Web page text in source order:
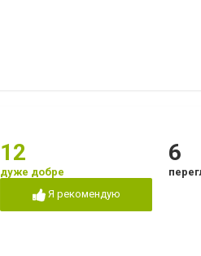
12
дуже добре
Я рекомендую
6